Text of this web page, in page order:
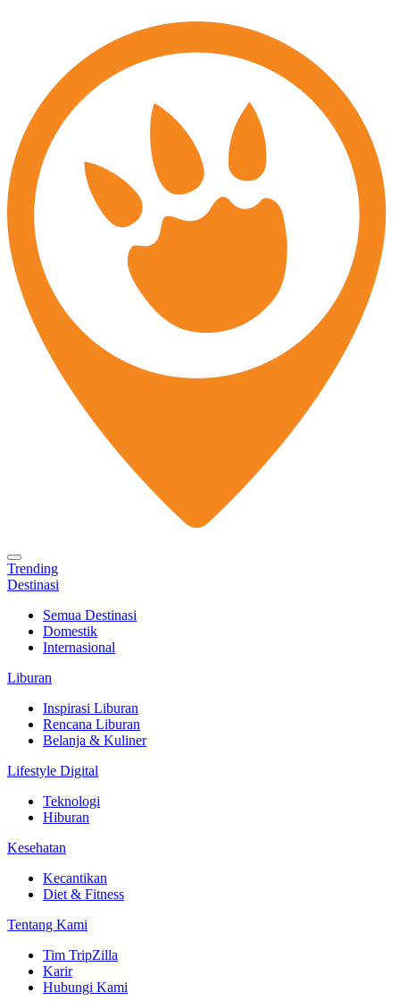
Trending
Destinasi
Semua Destinasi
Domestik
Internasional
Liburan
Inspirasi Liburan
Rencana Liburan
Belanja & Kuliner
Lifestyle Digital
Teknologi
Hiburan
Kesehatan
Kecantikan
Diet & Fitness
Tentang Kami
Tim TripZilla
Karir
Hubungi Kami